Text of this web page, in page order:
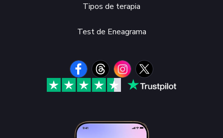
Tipos de terapia
Test de Eneagrama